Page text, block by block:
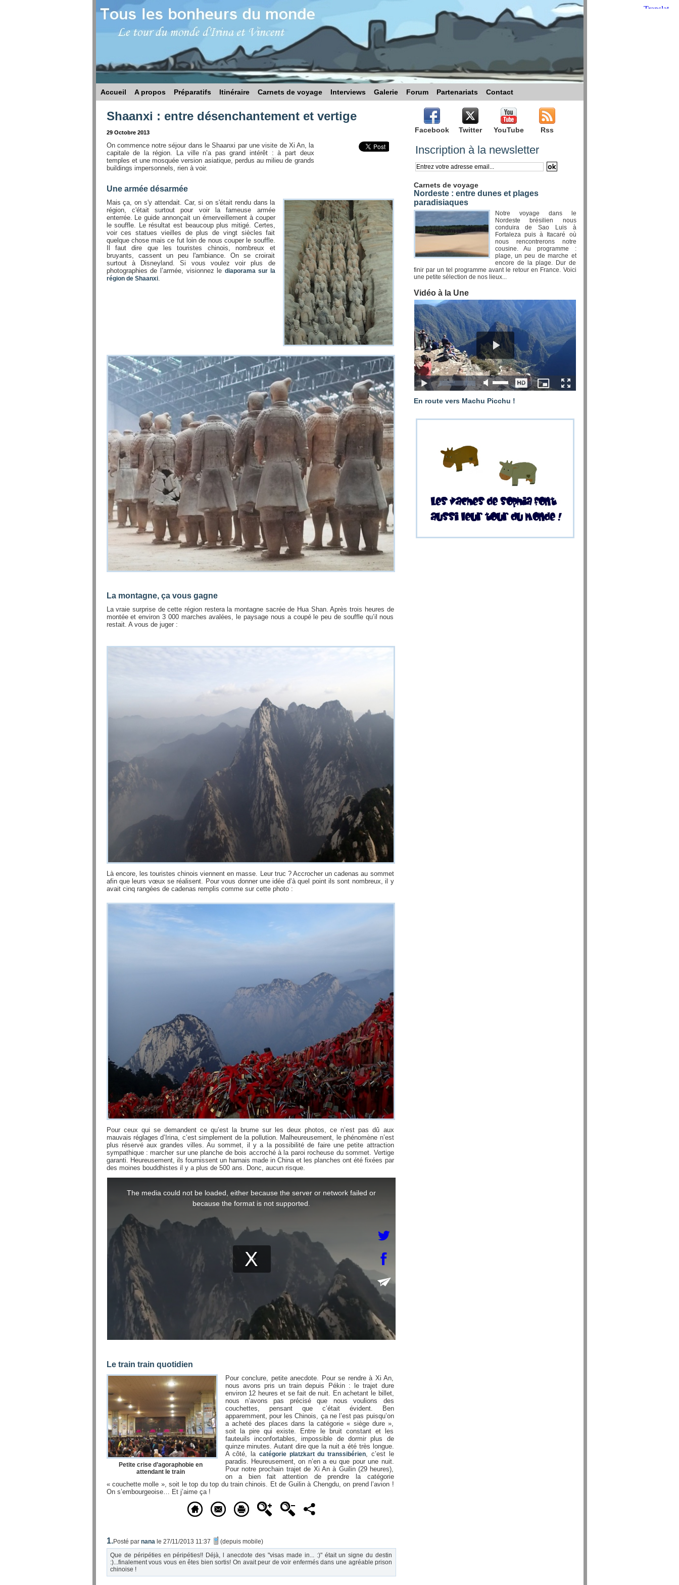
Accueil A propos Préparatifs Itinéraire Carnets de voyage Interviews Galerie Forum Partenariats Contact
Shaanxi : entre désenchantement et vertige
29 Octobre 2013
On commence notre séjour dans le Shaanxi par une visite de Xi An, la
capitale de la région. La ville n’a pas grand intérêt : à part deux
temples et une mosquée version asiatique, perdus au milieu de grands
buildings impersonnels, rien à voir.
Une armée désarmée
Mais ça, on s'y attendait. Car, si on s'était rendu dans la
région, c'était surtout pour voir la fameuse armée
enterrée. Le guide annonçait un émerveillement à couper
le souffle. Le résultat est beaucoup plus mitigé. Certes,
voir ces statues vieilles de plus de vingt siècles fait
quelque chose mais ce fut loin de nous couper le souffle.
Il faut dire que les touristes chinois, nombreux et
bruyants, cassent un peu l'ambiance. On se croirait
surtout à Disneyland. Si vous voulez voir plus de
photographies de l’armée, visionnez lediaporama sur la
région de Shaanxi.
La montagne, ça vous gagne
La vraie surprise de cette région restera la montagne sacrée de Hua Shan. Après trois heures de
montée et environ 3 000 marches avalées, le paysage nous a coupé le peu de souffle qu’il nous
restait. A vous de juger :
Là encore, les touristes chinois viennent en masse. Leur truc ? Accrocher un cadenas au sommet
afin que leurs vœux se réalisent. Pour vous donner une idée d’à quel point ils sont nombreux, il y
avait cinq rangées de cadenas remplis comme sur cette photo :
Pour ceux qui se demandent ce qu’est la brume sur les deux photos, ce n’est pas dû aux
mauvais réglages d’Irina, c’est simplement de la pollution. Malheureusement, le phénomène n’est
plus réservé aux grandes villes. Au sommet, il y a la possibilité de faire une petite attraction
sympathique : marcher sur une planche de bois accroché à la paroi rocheuse du sommet. Vertige
garanti. Heureusement, ils fournissent un harnais made in China et les planches ont été fixées par
des moines bouddhistes il y a plus de 500 ans. Donc, aucun risque.
Le train train quotidien
Petite crise d’agoraphobie en
attendant le train
Pour conclure, petite anecdote. Pour se rendre à Xi An,
nous avons pris un train depuis Pékin : le trajet dure
environ 12 heures et se fait de nuit. En achetant le billet,
nous n’avons pas précisé que nous voulions des
couchettes, pensant que c’était évident. Ben
apparemment, pour les Chinois, ça ne l’est pas puisqu’on
a acheté des places dans la catégorie « siège dure »,
soit la pire qui existe. Entre le bruit constant et les
fauteuils inconfortables, impossible de dormir plus de
quinze minutes. Autant dire que la nuit a été très longue.
A côté, la catégorie platzkart du transsibérien , c’est le
paradis. Heureusement, on n’en a eu que pour une nuit.
Pour notre prochain trajet de Xi An à Guilin (29 heures),
on a bien fait attention de prendre la catégorie
« couchette molle », soit le top du top du train chinois. Et de Guilin à Chengdu, on prend l’avion !
On s’embourgeoise… Et j’aime ça !
1.Posté par nana le 27/11/2013 11:37
(depuis mobile)
Que de péripéties en péripéties!! Déjà, l anecdote des "visas made in... :)" était un signe du destin
:)...finalement vous vous en êtes bien sortis! On avait peur de voir enfermés dans une agréable prison
chinoise !
Facebook Twitter YouTube Rss
Inscription à la newsletter
Carnets de voyage
Nordeste : entre dunes et plages
paradisiaques
Notre voyage dans le
Nordeste brésilien nous
conduira de Sao Luis à
Fortaleza puis à Itacaré où
nous rencontrerons notre
cousine. Au programme :
plage, un peu de marche et
encore de la plage. Dur de
finir par un tel programme avant le retour en France. Voici
une petite sélection de nos lieux...
Vidéo à la Une
En route vers Machu Picchu !